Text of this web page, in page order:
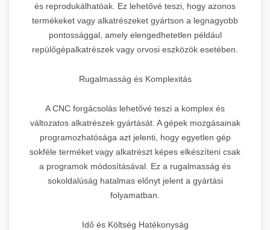
és reprodukálhatóak. Ez lehetővé teszi, hogy azonos
termékeket vagy alkatrészeket gyártson a legnagyobb
pontossággal, amely elengedhetetlen például
repülőgépalkatrészek vagy orvosi eszközök esetében.
Rugalmasság és Komplexitás
A CNC forgácsolás lehetővé teszi a komplex és
változatos alkatrészek gyártását. A gépek mozgásainak
programozhatósága azt jelenti, hogy egyetlen gép
sokféle terméket vagy alkatrészt képes elkészíteni csak
a programok módosításával. Ez a rugalmasság és
sokoldalúság hatalmas előnyt jelent a gyártási
folyamatban.
Idő és Költség Hatékonyság